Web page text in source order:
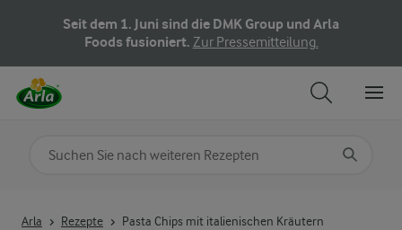
Seit dem 1. Juni sind die DMK Group und Arla
Foods fusioniert. Zur Pressemitteilung.
Arla Rezepte Pasta Chips mit italienischen Kräutern
Nach Kategorie suchen